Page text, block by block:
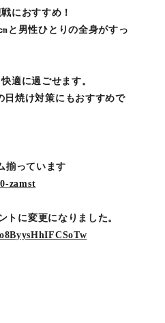
におすすめ！
と男性ひとりの全身がすっ
適に過ごせます。
日焼け対策にもおすすめで
揃っています
zamst
に変更になりました。